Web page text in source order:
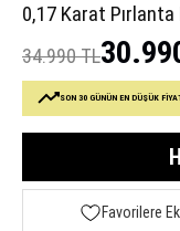
0,17 Karat
34.990 TL
SON 30 GÜNÜN EN DÜŞÜK
Favorilere